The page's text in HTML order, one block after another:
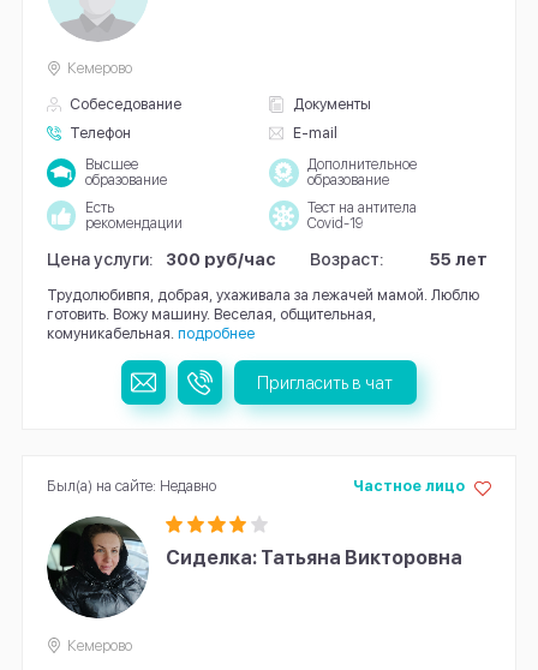
Собеседование
Документы
Телефон
E-mail
Кемерово
Высшее
образование
Дополнительное
образование
Есть
рекомендации
Тест на антитела
Covid-19
Цена услуги: 300 руб/час Возраст: 55 лет
Трудолюбивпя, добрая, ухаживала за лежачей мамой. Люблю
готовить. Вожу машину. Веселая, общительная,
комуникабельная. подробнее
Пригласить в чат
Сиделка: Татьяна Викторовна
Частное лицо
Кемерово
Был(а) на сайте: Недавно